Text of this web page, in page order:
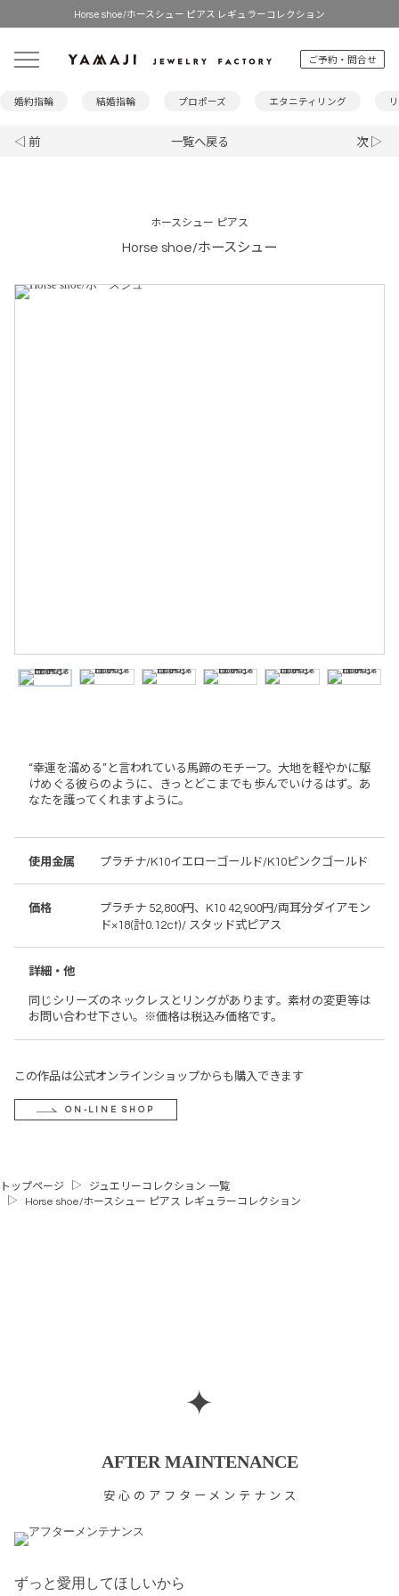
Horse shoe/ホースシュー ピアス レギュラーコレクション
ご予約・問合せ
婚約指輪 結婚指輪 プロポーズ エタニティリング
◁ 前 一覧へ戻る 次 ▷
ホースシュー ピアス
Horse shoe/ホースシュー
“幸運を溜める”と言われている馬蹄のモチーフ。大地を軽やかに駆
けめぐる彼らのように、きっとどこまでも歩んでいけるはず。あ
なたを護ってくれますように。
使用金属 プラチナ/K10イエローゴールド/K10ピンクゴールド
価格
プラチナ 52,800円、K10 42,900円/両耳分ダイアモン
ド×18(計0.12ct)/ スタッド式ピアス
詳細・他
同じシリーズのネックレスとリングがあります。素材の変更等は
お問い合わせ下さい。※価格は税込み価格です。
この作品は公式オンラインショップからも購入できます
ON-LINE SHOP
トップページ
ジュエリーコレクション 一覧
Horse shoe/ホースシュー ピアス レギュラーコレクション
✦
AFTER MAINTENANCE
安心のアフターメンテナンス
ずっと愛用してほしいから